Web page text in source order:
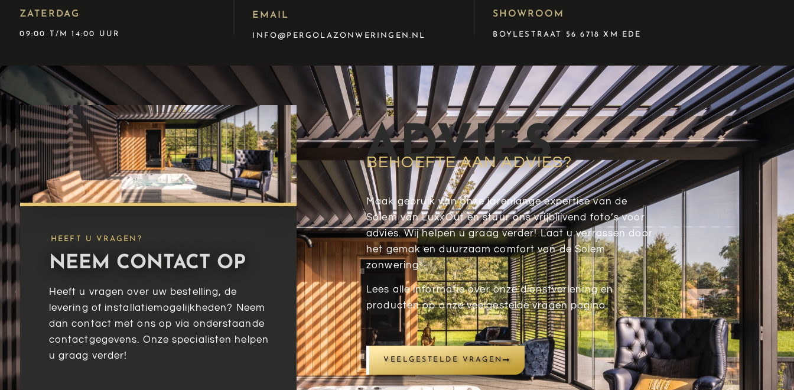
ZATERDAG
09:00 T/M 14:00 UUR
EMAIL
INFO@PERGOLAZONWERINGEN.NL
SHOWROOM
BOYLESTRAAT 56 6718 XM EDE
HEEFT U VRAGEN?
NEEM CONTACT OP
Heeft u vragen over uw bestelling, de
levering of installatiemogelijkheden? Neem
dan contact met ons op via onderstaande
contactgegevens. Onze specialisten helpen
u graag verder!
ADVIES
BEHOEFTE AAN ADVIES?
Maak gebruik van onze jarenlange expertise van de
Solem van LuxxOut en stuur ons vrijblijvend foto’s voor
advies. Wij helpen u graag verder! Laat u verrassen door
het gemak en duurzaam comfort van de Solem
zonwering.
Lees alle informatie over onze dienstverlening en
producten op onze veelgestelde vragen pagina.
VEELGESTELDE VRAGEN